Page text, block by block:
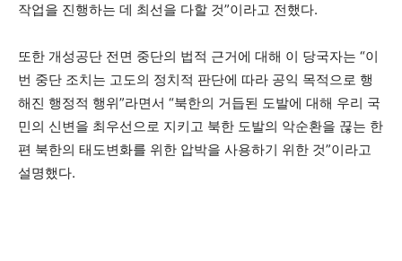
작업을 진행하는 데 최선을 다할 것”이라고 전했다.
또한 개성공단 전면 중단의 법적 근거에 대해 이 당국자는 “이
번 중단 조치는 고도의 정치적 판단에 따라 공익 목적으로 행
해진 행정적 행위”라면서 “북한의 거듭된 도발에 대해 우리 국
민의 신변을 최우선으로 지키고 북한 도발의 악순환을 끊는 한
편 북한의 태도변화를 위한 압박을 사용하기 위한 것”이라고
설명했다.